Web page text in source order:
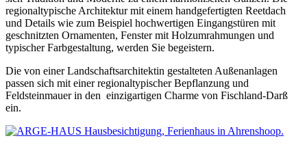
regionaltypische Architektur mit einem handgefertigten Reetdach
und Details wie zum Beispiel hochwertigen Eingangstüren mit
geschnitzten Ornamenten, Fenster mit Holzumrahmungen und
typischer Farbgestaltung, werden Sie begeistern.
Die von einer Landschaftsarchitektin gestalteten Außenanlagen
passen sich mit einer regionaltypischer Bepflanzung und
Feldsteinmauer in den einzigartigen Charme von Fischland-Darß
ein.